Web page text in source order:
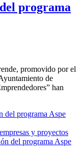
programa
promovido por el
de
han
del programa Aspe